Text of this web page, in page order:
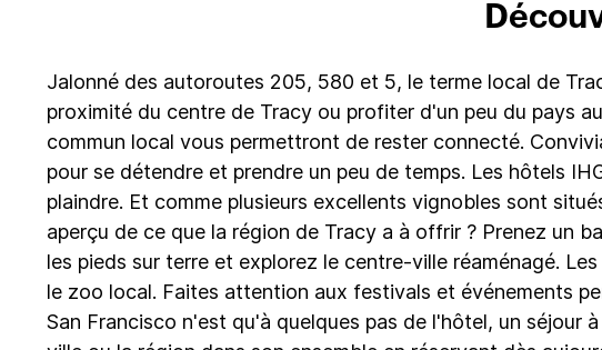
Jalonné des autoroutes 205, 580 et 5, le terme local de
proximité du centre de Tracy ou profiter d'un peu du pays
commun local vous permettront de rester connecté.
pour se détendre et prendre un peu de temps. Les hôtels
plaindre. Et comme plusieurs excellents vignobles sont
aperçu de ce que la région de Tracy a à offrir ? Prenez un
les pieds sur terre et explorez le centre-ville réaménagé.
le zoo local. Faites attention aux festivals et événements
San Francisco n'est qu'à quelques pas de l'hôtel, un séjour